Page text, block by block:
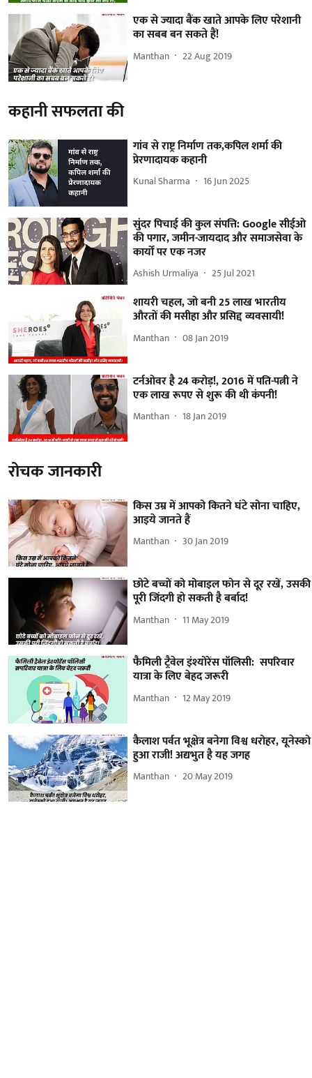
एक से ज्यादा बैंक खाते आपके लिए परेशानी
का सबब बन सकते हैं!
Manthan 22 Aug 2019
कहानी सफलता की
गांव से राष्ट्र निर्माण तक,कपिल शर्मा की
प्रेरणादायक कहानी
Kunal Sharma 16 Jun 2025
सुंदर पिचाई की कुल संपत्ति: Google सीईओ
की पगार, जमीन-जायदाद और समाजसेवा के
कार्यों पर एक नजर
Ashish Urmaliya 25 Jul 2021
शायरी चहल, जो बनी 25 लाख भारतीय
औरतों की मसीहा और प्रसिद्द व्यवसायी!
Manthan 08 Jan 2019
टर्नओवर है 24 करोड़!, 2016 में पति-पत्नी ने
एक लाख रूपए से शुरू की थी कंपनी!
Manthan 18 Jan 2019
रोचक जानकारी
किस उम्र में आपको कितने घंटे सोना चाहिए,
आइये जानते हैं
Manthan 30 Jan 2019
छोटे बच्चों को मोबाइल फोन से दूर रखें, उसकी
पूरी जिंदगी हो सकती है बर्बाद!
Manthan 11 May 2019
फैमिली ट्रैवेल इंश्योरेंस पॉलिसी: सपरिवार
यात्रा के लिए बेहद जरूरी
Manthan 12 May 2019
कैलाश पर्वत भूक्षेत्र बनेगा विश्व धरोहर, यूनेस्को
हुआ राजी! अद्यभुत है यह जगह
Manthan 20 May 2019